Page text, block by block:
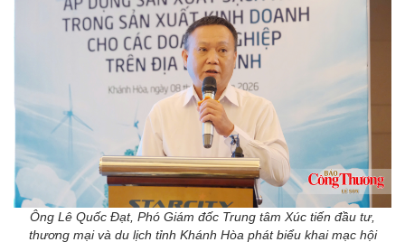
Ông Lê Quốc Đạt, Phó Giám đốc Trung tâm Xúc tiến đầu tư,
thương mại và du lịch tỉnh Khánh Hòa phát biểu khai mạc hội